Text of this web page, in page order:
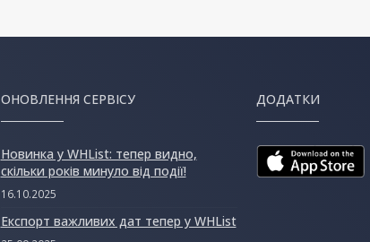
ОНОВЛЕННЯ СЕРВІСУ
Новинка у WHList: тепер видно,
скільки років минуло від події!
16.10.2025
Експорт важливих дат тепер у WHList
ДОДАТКИ